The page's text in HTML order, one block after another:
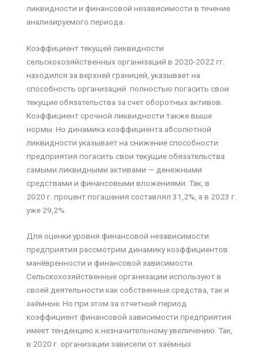
ликвидности и финансовой независимости в течение
анализируемого периода.
Коэффициент текущей ликвидности
сельскохозяйственных организаций в 2020-2022 гг.
находился за верхней границей, указывает на
способность организаций полностью погасить свои
текущие обязательства за счет оборотных активов.
Коэффициент срочной ликвидности также выше
нормы. Но динамика коэффициента абсолютной
ликвидности указывает на снижение способности
предприятия погасить свои текущие обязательства
самыми ликвидными активами — денежными
средствами и финансовыми вложениями. Так, в
2020 г. процент погашения составлял 31,2%, а в 2023 г.
уже 29,2%.
Для оценки уровня финансовой независимости
предприятия рассмотрим динамику коэффициентов
манёвренности и финансовой зависимости.
Сельскохозяйственные организации используют в
своей деятельности как собственные средства, так и
заёмные. Но при этом за отчетный период
коэффициент финансовой зависимости предприятия
имеет тенденцию к незначительному увеличению. Так,
в 2020 г. организации зависели от заёмных